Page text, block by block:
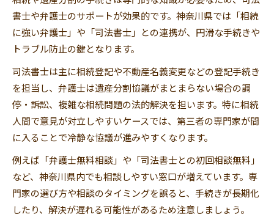
書士や弁護士のサポートが効果的です。神奈川県では「相続
に強い弁護士」や「司法書士」との連携が、円滑な手続きや
トラブル防止の鍵となります。
司法書士は主に相続登記や不動産名義変更などの登記手続き
を担当し、弁護士は遺産分割協議がまとまらない場合の調
停・訴訟、複雑な相続問題の法的解決を担います。特に相続
人間で意見が対立しやすいケースでは、第三者の専門家が間
に入ることで冷静な協議が進みやすくなります。
例えば「弁護士無料相談」や「司法書士との初回相談無料」
など、神奈川県内でも相談しやすい窓口が増えています。専
門家の選び方や相談のタイミングを誤ると、手続きが長期化
したり、解決が遅れる可能性があるため注意しましょう。